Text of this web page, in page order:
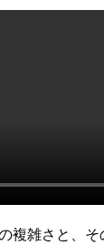
複雑さと、